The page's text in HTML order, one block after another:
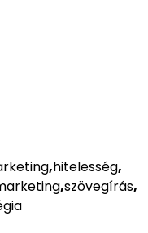
,hitelesség,
,szövegírás,